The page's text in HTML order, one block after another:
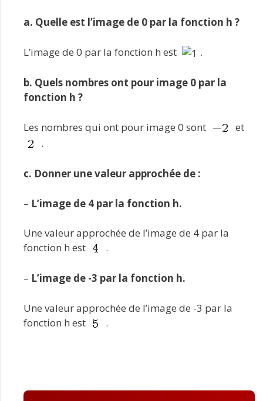
a. Quelle est l’image de 0 par la fonction h ?
L’image de 0 par la fonction h est .
b. Quels nombres ont pour image 0 par la
fonction h ?
Les nombres qui ont pour image 0 sont
et
.
c. Donner une valeur approchée de :
– L’image de 4 par la fonction h.
Une valeur approchée de l’image de 4 par la
fonction h est
.
– L’image de -3 par la fonction h.
Une valeur approchée de l’image de -3 par la
fonction h est
.